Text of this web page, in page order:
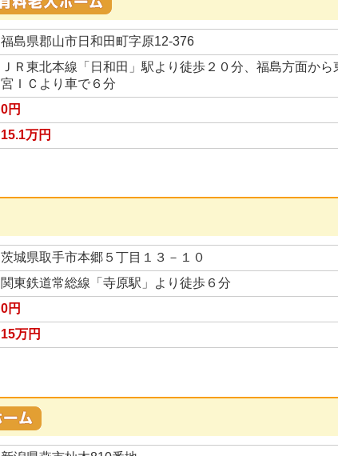
福島県郡山市日和田町字原12-376
ＪＲ東北本線「日和田」駅より徒歩２０分、福島方面か
宮ＩＣより車で６分
0円
15.1万円
茨城県取手市本郷５丁目１３－１０
関東鉄道常総線「寺原駅」より徒歩６分
0円
15万円